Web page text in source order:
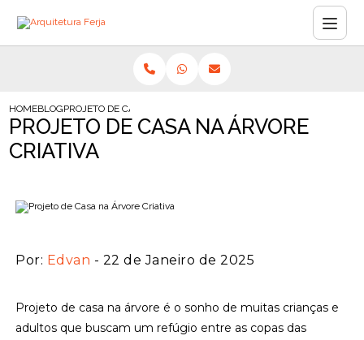
HOMEBLOGPROJETO DE CASA NA ÁRVORE CRIATIVA
PROJETO DE CASA NA ÁRVORE
CRIATIVA
Por: Edvan - 22 de Janeiro de 2025
Projeto de casa na árvore é o sonho de muitas crianças e
adultos que buscam um refúgio entre as copas das